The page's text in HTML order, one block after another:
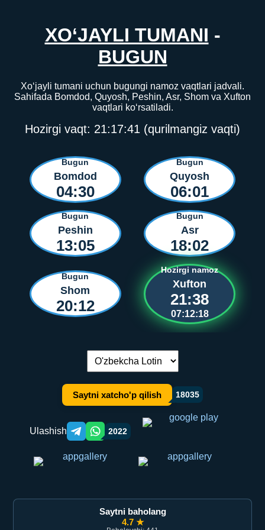
XO‘JAYLI TUMANI -
BUGUN
Xo‘jayli tumani uchun bugungi namoz vaqtlari jadvali.
Sahifada Bomdod, Quyosh, Peshin, Asr, Shom va Xufton
vaqtlari ko‘rsatiladi.
Hozirgi vaqt: 21:17:41 (qurilmangiz vaqti)
Bugun
Bomdod
04:30
Bugun
Quyosh
06:01
Bugun
Peshin
13:05
Bugun
Asr
18:02
Bugun
Shom
20:12
Hozirgi namoz
Xufton
21:38
07:12:18
Tilni almashtirish:
Saytni xatcho'p qilish 18035
Ulashish Telegram orqali ulashish
WhatsApp orqali ulashish
2022
Saytni baholang
4.7 ★